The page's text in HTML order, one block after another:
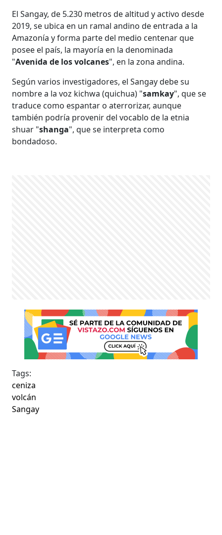
El Sangay, de 5.230 metros de altitud y activo desde
2019, se ubica en un ramal andino de entrada a la
Amazonía y forma parte del medio centenar que
posee el país, la mayoría en la denominada
"Avenida de los volcanes", en la zona andina.
Según varios investigadores, el Sangay debe su
nombre a la voz kichwa (quichua) "samkay", que se
traduce como espantar o aterrorizar, aunque
también podría provenir del vocablo de la etnia
shuar "shanga", que se interpreta como
bondadoso.
Tags:
ceniza
volcán
Sangay